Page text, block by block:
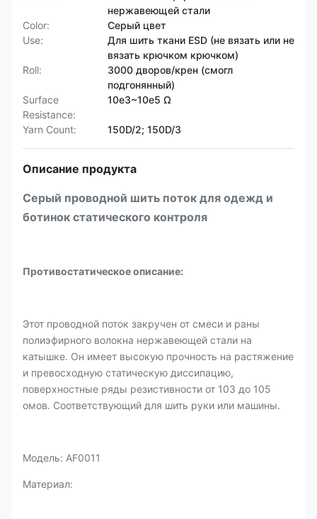
нержавеющей стали
Color:
Серый цвет
Use:
Для шить ткани ESD (не вязать или не
вязать крючком крючком)
Roll:
3000 дворов/крен (смогл
подгонянный)
Surface
Resistance:
10e3~10e5 Ω
Yarn Count: 150D/2; 150D/3
Описание продукта
Серый проводной шить поток для одежд и
ботинок статического контроля
Противостатическое описание:
Этот проводной поток закручен от смеси и раны
полиэфирного волокна нержавеющей стали на
катышке. Он имеет высокую прочность на растяжение
и превосходную статическую диссипацию,
поверхностные ряды резистивности от 103 до 105
омов. Соответствующий для шить руки или машины.
Модель: AF0011
Материал: